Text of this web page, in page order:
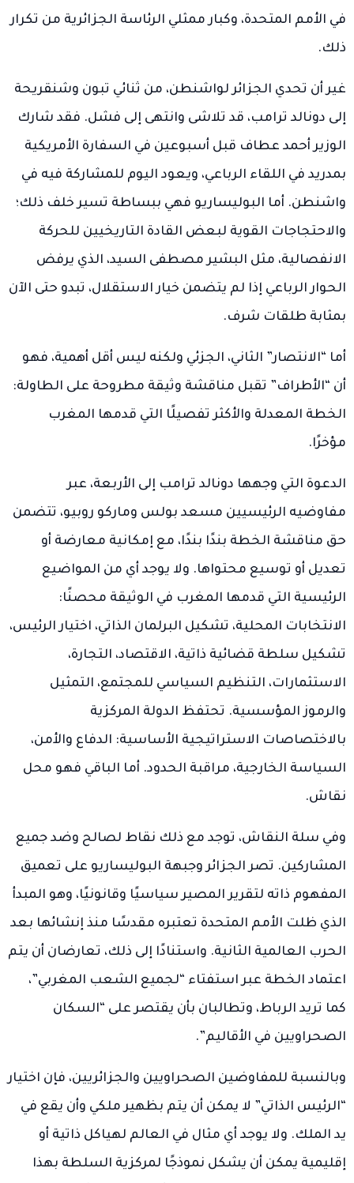
في الأمم المتحدة، وكبار ممثلي الرئاسة الجزائرية من تكرار
ذلك.
غير أن تحدي الجزائر لواشنطن، من ثنائي تبون وشنقريحة
إلى دونالد ترامب، قد تلاشى وانتهى إلى فشل. فقد شارك
الوزير أحمد عطاف قبل أسبوعين في السفارة الأمريكية
بمدريد في اللقاء الرباعي، ويعود اليوم للمشاركة فيه في
واشنطن. أما البوليساريو فهي ببساطة تسير خلف ذلك؛
والاحتجاجات القوية لبعض القادة التاريخيين للحركة
الانفصالية، مثل البشير مصطفى السيد، الذي يرفض
الحوار الرباعي إذا لم يتضمن خيار الاستقلال، تبدو حتى الآن
بمثابة طلقات شرف.
أما “الانتصار” الثاني، الجزئي ولكنه ليس أقل أهمية، فهو
أن “الأطراف” تقبل مناقشة وثيقة مطروحة على الطاولة:
الخطة المعدلة والأكثر تفصيلًا التي قدمها المغرب
مؤخرًا.
الدعوة التي وجهها دونالد ترامب إلى الأربعة، عبر
مفاوضيه الرئيسيين مسعد بولس وماركو روبيو، تتضمن
حق مناقشة الخطة بندًا بندًا، مع إمكانية معارضة أو
تعديل أو توسيع محتواها. ولا يوجد أي من المواضيع
الرئيسية التي قدمها المغرب في الوثيقة محصنًا:
الانتخابات المحلية، تشكيل البرلمان الذاتي، اختيار الرئيس،
تشكيل سلطة قضائية ذاتية، الاقتصاد، التجارة،
الاستثمارات، التنظيم السياسي للمجتمع، التمثيل
والرموز المؤسسية. تحتفظ الدولة المركزية
بالاختصاصات الاستراتيجية الأساسية: الدفاع والأمن،
السياسة الخارجية، مراقبة الحدود. أما الباقي فهو محل
نقاش.
وفي سلة النقاش، توجد مع ذلك نقاط لصالح وضد جميع
المشاركين. تصر الجزائر وجبهة البوليساريو على تعميق
المفهوم ذاته لتقرير المصير سياسيًا وقانونيًا، وهو المبدأ
الذي ظلت الأمم المتحدة تعتبره مقدسًا منذ إنشائها بعد
الحرب العالمية الثانية. واستنادًا إلى ذلك، تعارضان أن يتم
اعتماد الخطة عبر استفتاء “لجميع الشعب المغربي”،
كما تريد الرباط، وتطالبان بأن يقتصر على “السكان
الصحراويين في الأقاليم”.
وبالنسبة للمفاوضين الصحراويين والجزائريين، فإن اختيار
“الرئيس الذاتي” لا يمكن أن يتم بظهير ملكي وأن يقع في
يد الملك. ولا يوجد أي مثال في العالم لهياكل ذاتية أو
إقليمية يمكن أن يشكل نموذجًا لمركزية السلطة بهذا